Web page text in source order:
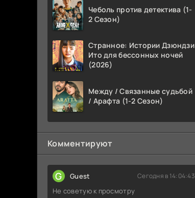
Чеболь против детектива (1-
2 Сезон)
Странное: Истории Дзюндзи
Ито для бессонных ночей
(2026)
Между / Связанные судьбой
/ Арафта (1-2 Сезон)
Комментируют
G Guest Сегодня в 14:04:43
Не советую к просмотру